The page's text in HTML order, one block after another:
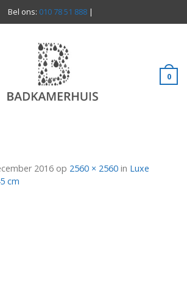
Bel ons: 010 78 51 888 |
0
2016 op 2560 × 2560 in Luxe
cm